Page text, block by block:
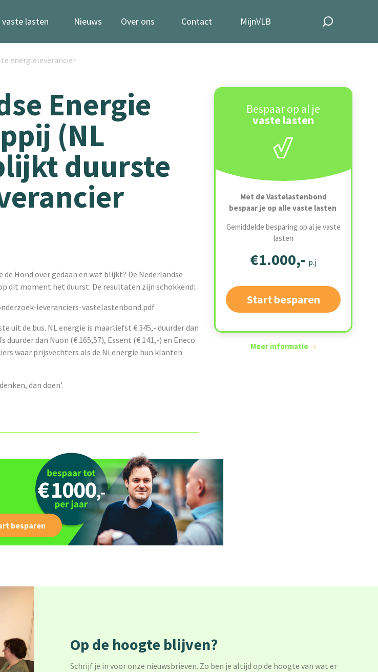
vaste lasten Nieuws Over ons Contact MijnVLB
energieleverancier
Bespaar op al je
vaste lasten
Met de Vastelastenbond
bespaar je op alle vaste lasten
Gemiddelde besparing op al je vaste
lasten
€1.000,- p.j
Start besparen
Meer informatie
Energie
(NL
duurste
Hond over gedaan en wat blijkt? De Nederlandse
dit moment het duurst. De resultaten zijn schokkend:
leveranciers-vastelastenbond.pdf
uit de bus. NL energie is maarliefst € 345,- duurder dan
dan Nuon (€ 165,57), Essent (€ 141,-) en Eneco
waar prijsvechters als de NLenergie hun klanten
dan doen’.
besparen
Op de hoogte blijven?
Schrijf je in voor onze nieuwsbrieven. Zo ben je altijd op de hoogte van wat er